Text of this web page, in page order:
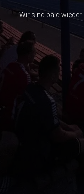
Wir sind bald wieder